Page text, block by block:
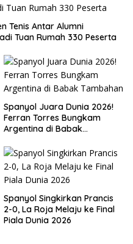
Tenis Antar Alumni
Tuan Rumah 330 Peserta
Spanyol Juara Dunia 2026!
Ferran Torres Bungkam
Argentina di Babak
Spanyol Singkirkan Prancis
2-0, La Roja Melaju ke Final
Piala Dunia 2026